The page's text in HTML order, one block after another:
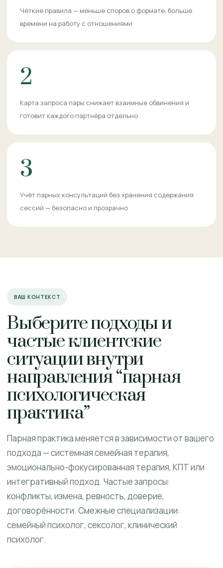
Чёткие правила — меньше споров о формате, больше
времени на работу с отношениями
2
Карта запроса пары снижает взаимные обвинения и
готовит каждого партнёра отдельно
3
Учёт парных консультаций без хранения содержания
сессий — безопасно и прозрачно
ВАШ КОНТЕКСТ
Выберите подходы и
частые клиентские
ситуации внутри
направления “парная
психологическая
практика”
Парная практика меняется в зависимости от вашего
подхода — системная семейная терапия,
эмоционально-фокусированная терапия, КПТ или
интегративный подход. Частые запросы:
конфликты, измена, ревность, доверие,
договорённости. Смежные специализации:
семейный психолог, сексолог, клинический
психолог.